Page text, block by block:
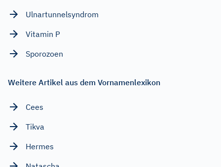
Ulnartunnelsyndrom
Vitamin P
Sporozoen
Weitere Artikel aus dem Vornamenlexikon
Cees
Tikva
Hermes